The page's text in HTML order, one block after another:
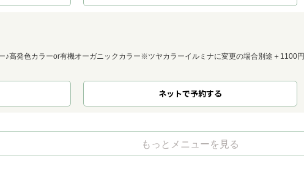
高発色カラーor有機オーガニックカラー※ツヤカラーイルミナに変更の場合別途＋1100円
ネットで予約する
もっとメニューを見る